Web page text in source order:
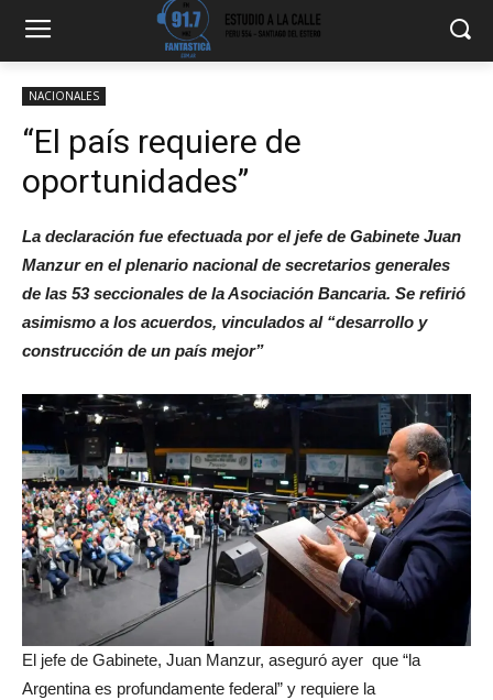
NACIONALES
“El país requiere de
oportunidades”
La declaración fue efectuada por el jefe de Gabinete Juan
Manzur en el plenario nacional de secretarios generales
de las 53 seccionales de la Asociación Bancaria. Se refirió
asimismo a los acuerdos, vinculados al “desarrollo y
construcción de un país mejor”
El jefe de Gabinete, Juan Manzur, aseguró ayer que “la
Argentina es profundamente federal” y requiere la